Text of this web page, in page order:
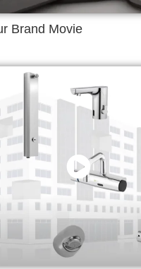
Brand Movie